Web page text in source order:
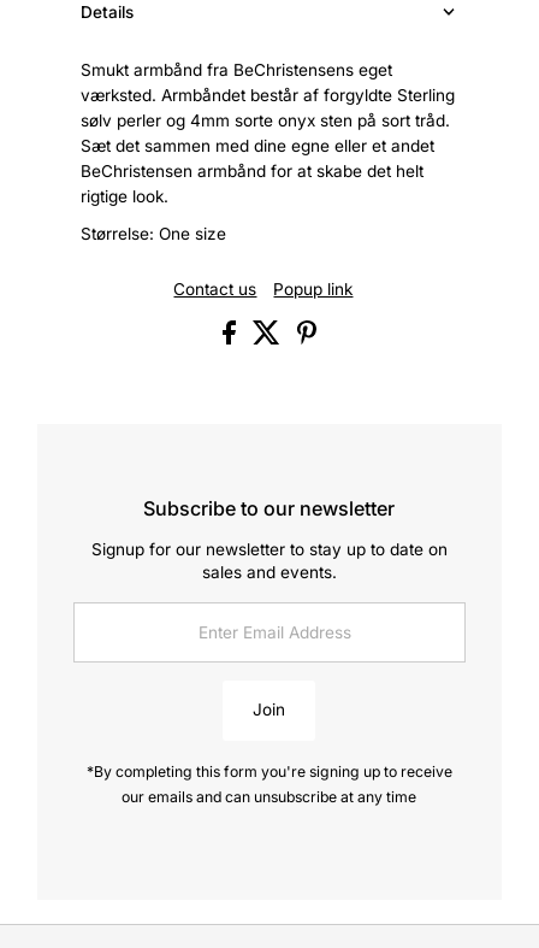
Details
Smukt armbånd fra BeChristensens eget
værksted. Armbåndet består af forgyldte Sterling
sølv perler og 4mm sorte onyx sten på sort tråd.
Sæt det sammen med dine egne eller et andet
BeChristensen armbånd for at skabe det helt
rigtige look.
Størrelse: One size
Contact us Popup link
Subscribe to our newsletter
Signup for our newsletter to stay up to date on
sales and events.
Address
Join
*By completing this form you're signing up to receive
our emails and can unsubscribe at any time